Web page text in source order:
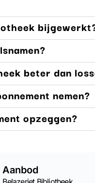
beter dan
nemen?
opzeggen?
Aanbod